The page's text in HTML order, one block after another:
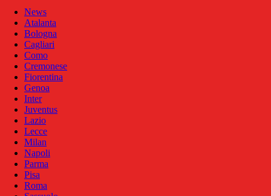
News
Atalanta
Bologna
Cagliari
Como
Cremonese
Fiorentina
Genoa
Inter
Juventus
Lazio
Lecce
Milan
Napoli
Parma
Pisa
Roma